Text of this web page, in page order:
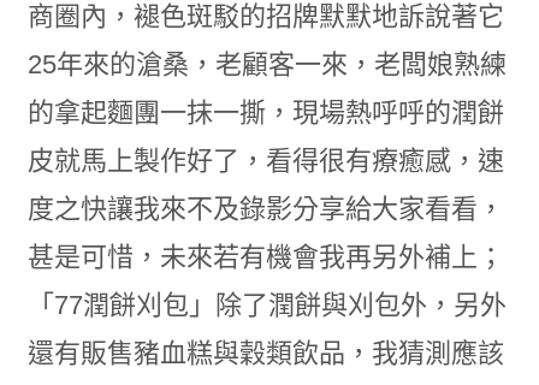
商圈內，褪色斑駁的招牌默默地訴說著它
25年來的滄桑，老顧客一來，老闆娘熟練
的拿起麵團一抹一撕，現場熱呼呼的潤餅
皮就馬上製作好了，看得很有療癒感，速
度之快讓我來不及錄影分享給大家看看，
甚是可惜，未來若有機會我再另外補上；
「77潤餅刈包」除了潤餅與刈包外，另外
還有販售豬血糕與穀類飲品，我猜測應該